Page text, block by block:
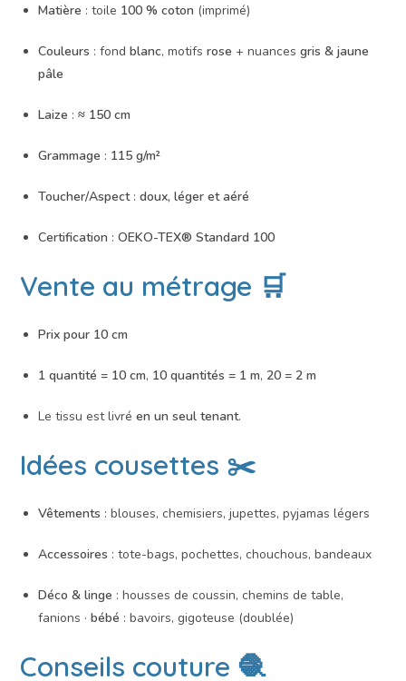
Matière : toile 100 % coton (imprimé)
Couleurs : fondblanc, motifsrose + nuancesgris & jaune
pâle
Laize :≈ 150 cm
Grammage : 115 g/m²
Toucher/Aspect:doux, léger et aéré
Certification :OEKO-TEX® Standard 100
Vente au métrage 🛒
Prix pour 10 cm
1 quantité = 10 cm, 10 quantités = 1 m, 20 = 2 m
Le tissu est livréen un seul tenant.
Idées cousettes ✂️
Vêtements : blouses, chemisiers, jupettes, pyjamas légers
Accessoires : tote-bags, pochettes, chouchous, bandeaux
Déco & linge : housses de coussin, chemins de table,
fanions ·bébé : bavoirs, gigoteuse (doublée)
Conseils couture 🧶